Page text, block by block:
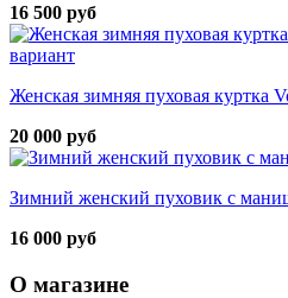
16 500 руб
вариант
Женская зимняя пуховая куртка
20 000 руб
Зимний женский пуховик с
16 000 руб
О магазине